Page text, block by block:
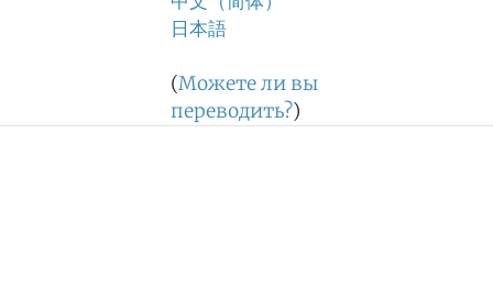
日本語
(Можете ли вы
переводить?)